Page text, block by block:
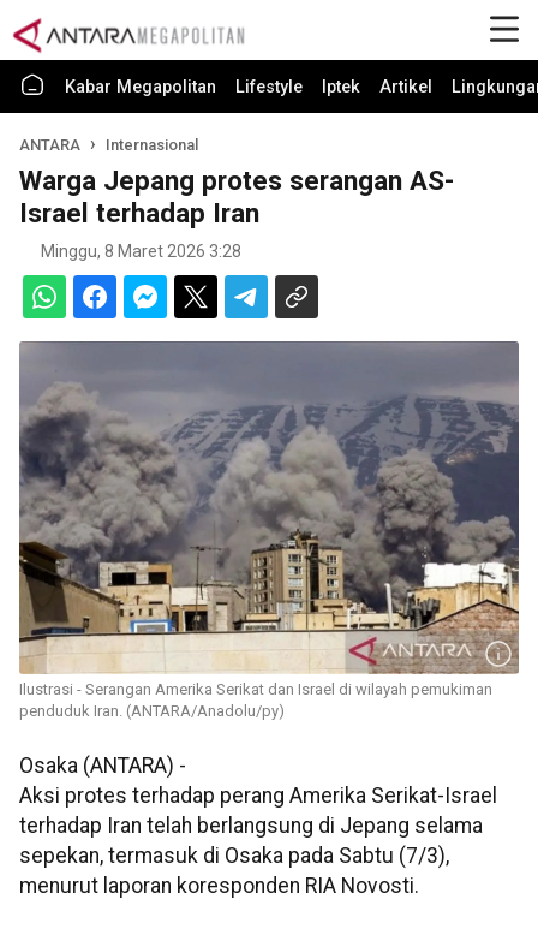
Kabar Megapolitan Lifestyle Iptek Artikel
ANTARA Internasional
Warga Jepang protes serangan AS-
Israel terhadap Iran
Minggu, 8 Maret 2026 3:28
Ilustrasi - Serangan Amerika Serikat dan Israel di wilayah pemukiman
penduduk Iran. (ANTARA/Anadolu/py)
Osaka (ANTARA) -
Aksi protes terhadap perang Amerika Serikat-Israel
terhadap Iran telah berlangsung di Jepang selama
sepekan, termasuk di Osaka pada Sabtu (7/3),
menurut laporan koresponden RIA Novosti.